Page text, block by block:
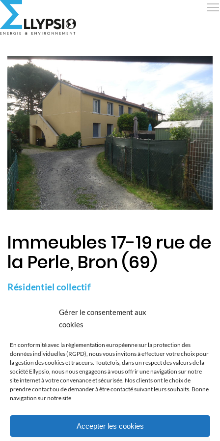
Gérer le consentement aux
cookies
En conformité avec la règlementation européenne sur la protection des
données individuelles (RGPD), nous vous invitons à effectuer votre choix pour
la gestion des cookies et traceurs. Toutefois, dans un respect des valeurs de la
société Ellypsio, nous nous engageons à vous offrir une navigation sur notre
site internet à votre convenance et sécurisée. Nos clients ont le choix de
prendre contact ou de demander à être contacté suivant leurs souhaits. Bonne
navigation sur notre site
Accepter les cookies
Immeubles 17-19 rue de
la Perle, Bron (69)
Résidentiel collectif
Audit énergétique de 2 immeubles de 12 logements
REGIE CHOMETTE (69)
Type
Agence immobilière
Résidentiel collectif